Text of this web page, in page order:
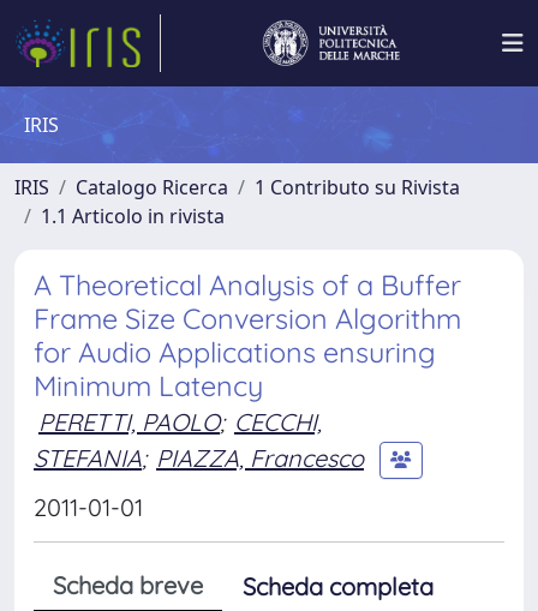
IRIS
IRIS Catalogo Ricerca
1 Contributo su Rivista
1.1 Articolo in rivista
A Theoretical Analysis of a Buffer
Frame Size Conversion Algorithm
for Audio Applications ensuring
Minimum Latency
PERETTI, PAOLO; CECCHI,
STEFANIA; PIAZZA, Francesco
2011-01-01
Scheda breve
Scheda completa